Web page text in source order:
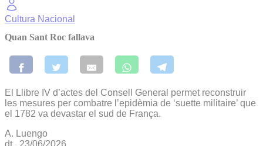
Cultura Nacional
Quan Sant Roc fallava
El Llibre IV d’actes del Consell General permet reconstruir
les mesures per combatre l’epidèmia de ‘suette militaire’ que
el 1782 va devastar el sud de França.
A. Luengo
dt., 23/06/2026